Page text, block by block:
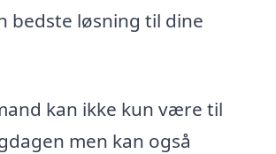
bedste løsning til dine
kan ikke kun være til
men kan også